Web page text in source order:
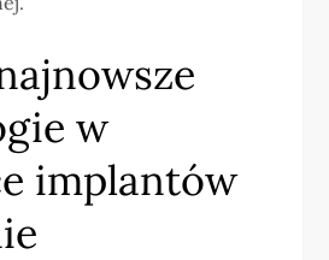
w
implantów